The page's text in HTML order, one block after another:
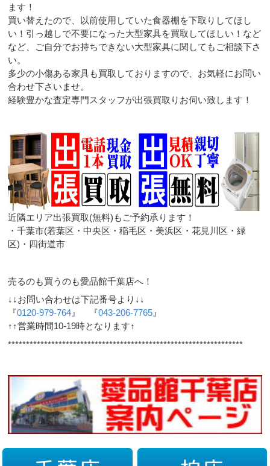
ます！
買い替えたので、以前使用していた食器棚を下取りしてほし
い！引っ越しで不要になった大型家具を買取してほしい！など
など、ご自分でお持ちできない大型家具に関してもご相談下さ
い。
多少の小傷ある家具も買取しておりますので、お気軽にお問い
合わせ下さいませ。
経験豊かな査定専門スタッフが出張買取りお伺い致します！
近隣エリア出張買取(無料)もご予約承ります！
・千葉市(若葉区・中央区・稲毛区・美浜区・花見川区・緑
区)・四街道市
売るのも買うのも愛品館千葉店へ！
↓↓お問い合わせは下記番号より↓↓
『0120-979-764 』 『043-206-7765 』
↑↑営業時間10-19時となります↑
*****************************************************************